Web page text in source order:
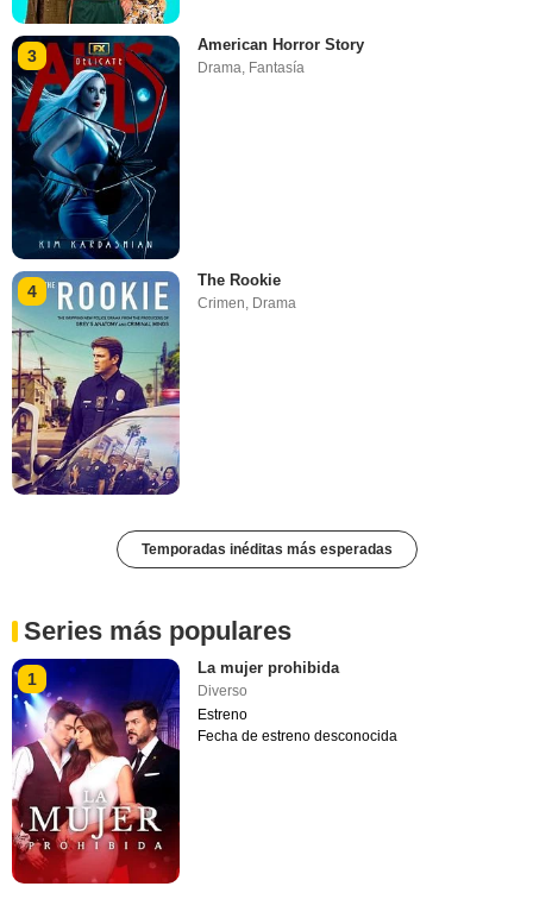
3
American Horror Story
Drama Fantasía
4
The Rookie
Crimen, Drama
Temporadas inéditas más esperadas
Series más populares
1
La mujer prohibida
Diverso
Estreno
Fecha de estreno desconocida